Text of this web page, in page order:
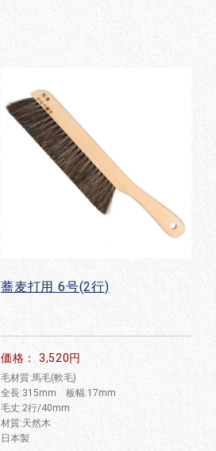
蕎麦打用 6号(2行)
価格： 3,520円
毛材質:馬毛(軟毛)
全長:315mm 板幅:17mm
毛丈:2行/40mm
材質:天然木
日本製